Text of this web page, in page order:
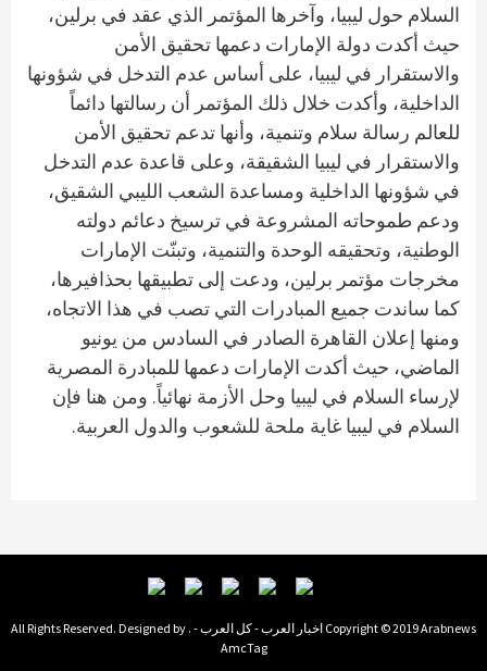
السلام حول ليبيا، وآخرها المؤتمر الذي عقد في برلين،
حيث أكدت دولة الإمارات دعمها تحقيق الأمن
والاستقرار في ليبيا، على أساس عدم التدخل في شؤونها
الداخلية، وأكدت خلال ذلك المؤتمر أن رسالتها دائماً
للعالم رسالة سلام وتنمية، وأنها تدعم تحقيق الأمن
والاستقرار في ليبيا الشقيقة، وعلى قاعدة عدم التدخل
في شؤونها الداخلية ومساعدة الشعب الليبي الشقيق،
ودعم طموحاته المشروعة في ترسيخ دعائم دولته
الوطنية، وتحقيقه الوحدة والتنمية، وتبنّت الإمارات
مخرجات مؤتمر برلين، ودعت إلى تطبيقها بحذافيرها،
كما ساندت جميع المبادرات التي تصب في هذا الاتجاه،
ومنها إعلان القاهرة الصادر في السادس من يونيو
الماضي، حيث أكدت الإمارات دعمها للمبادرة المصرية
لإرساء السلام في ليبيا وحل الأزمة نهائياً. ومن هنا فإن
السلام في ليبيا غاية ملحة للشعوب والدول العربية.
Copyright © 2019 Arabnews اخبار العرب - كل العرب - . All Rights Reserved. Designed by
AmcTag